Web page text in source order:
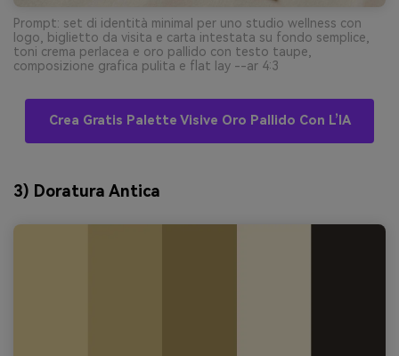
Prompt: set di identità minimal per uno studio wellness con
logo, biglietto da visita e carta intestata su fondo semplice,
toni crema perlacea e oro pallido con testo taupe,
composizione grafica pulita e flat lay --ar 4:3
Crea Gratis Palette Visive Oro Pallido Con L’IA
3) Doratura Antica